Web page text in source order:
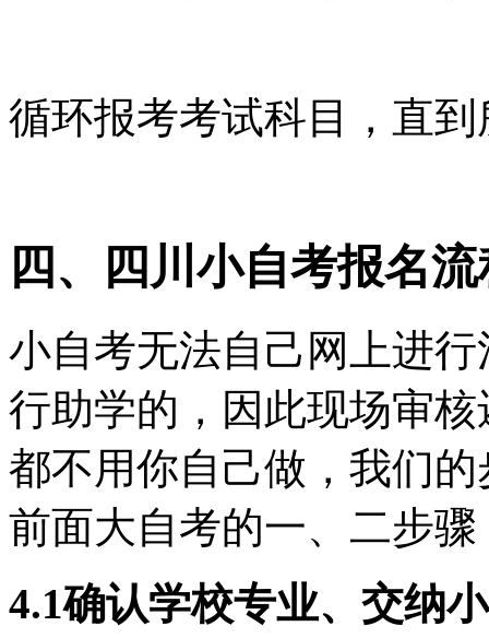
循环报考考试科目，直
四、四川小自考报名
小自考无法自己网上进
行助学的，因此现场审
都不用你自己做，我们
前面大自考的一、二步骤
4.1确认学校专业、交纳